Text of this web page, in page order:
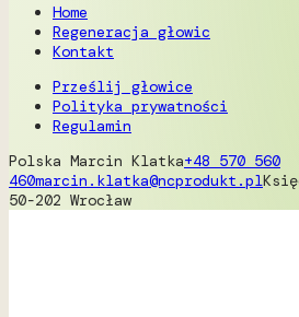
Home
Regeneracja głowic
Kontakt
Prześlij głowice
Polityka prywatności
Regulamin
Polska Marcin Klatka+48 570 560
460marcin.klatka@ncprodukt.pl
50-202 Wrocław